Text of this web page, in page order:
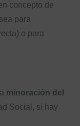
concepto de
para
o para
minoración del
Social, si hay